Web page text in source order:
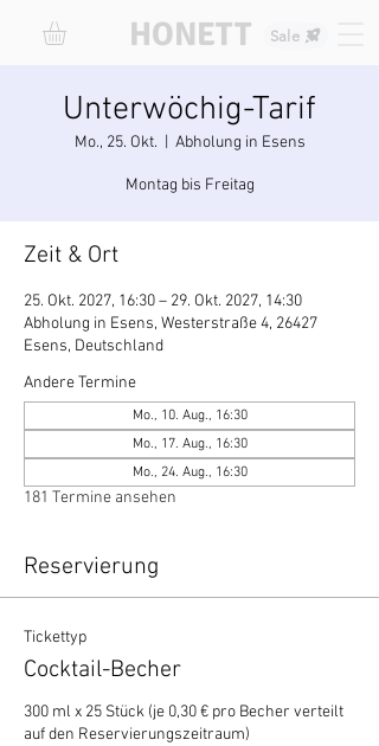
Sale
HONETT
Unterwöchig-Tarif
Mo., 25. Okt. Abholung in Esens
Montag bis Freitag
Zeit & Ort
25. Okt. 2027, 16:30 – 29. Okt. 2027, 14:30
Abholung in Esens, Westerstraße 4, 26427
Esens, Deutschland
Andere Termine
Mo., 10. Aug., 16:30
Mo., 17. Aug., 16:30
Mo., 24. Aug., 16:30
181 Termine ansehen
Reservierung
Tickettyp
Cocktail-Becher
300 ml x 25 Stück (je 0,30 € pro Becher verteilt
auf den Reservierungszeitraum)